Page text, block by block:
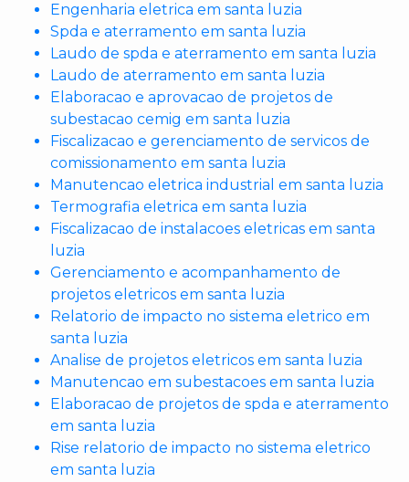
Engenharia eletrica em santa luzia
Spda e aterramento em santa luzia
Laudo de spda e aterramento em santa luzia
Laudo de aterramento em santa luzia
Elaboracao e aprovacao de projetos de
subestacao cemig em santa luzia
Fiscalizacao e gerenciamento de servicos de
comissionamento em santa luzia
Manutencao eletrica industrial em santa luzia
Termografia eletrica em santa luzia
Fiscalizacao de instalacoes eletricas em santa
luzia
Gerenciamento e acompanhamento de
projetos eletricos em santa luzia
Relatorio de impacto no sistema eletrico em
santa luzia
Analise de projetos eletricos em santa luzia
Manutencao em subestacoes em santa luzia
Elaboracao de projetos de spda e aterramento
em santa luzia
Rise relatorio de impacto no sistema eletrico
em santa luzia